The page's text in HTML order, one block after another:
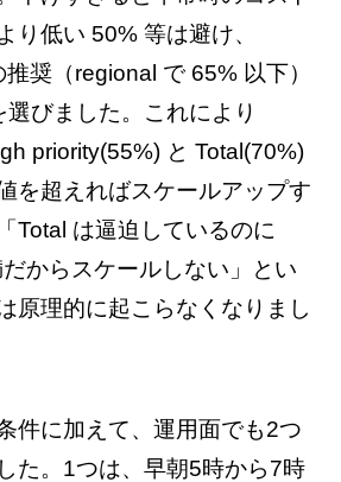
り低い 50% 等は避け、
奨（regional で 65% 以下）
びました。これにより
priority(55%) と Total(70%)
を超えればスケールアップす
Total は逼迫しているのに
からスケールしない」とい
原理的に起こらなくなりまし
件に加えて、運用面でも2つ
た。1つは、早朝5時から7時